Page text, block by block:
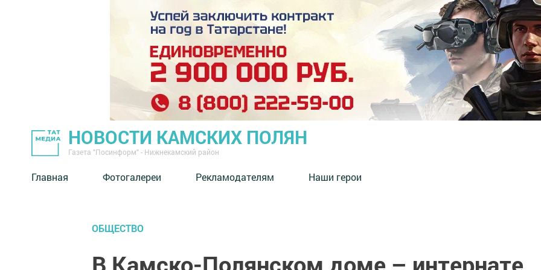
НОВОСТИ КАМСКИХ ПОЛЯН
Газета "Посинформ" - Нижнекамский район
Главная Фотогалереи Рекламодателям Наши герои
ОБЩЕСТВО
В Камско-Полянском доме – интернате